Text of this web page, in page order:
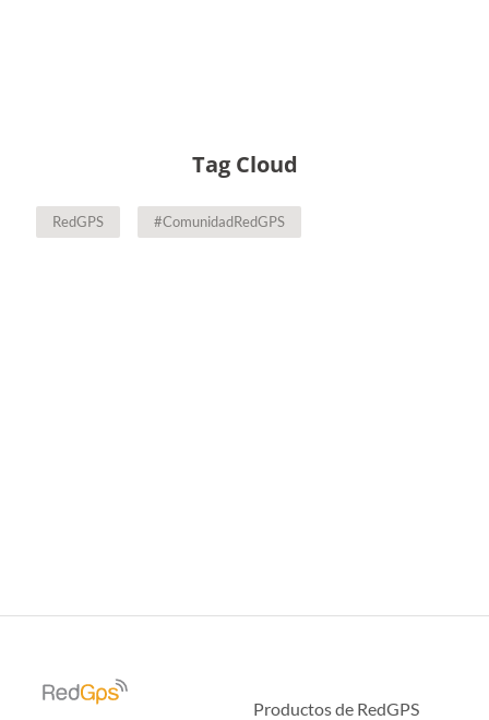
Tag Cloud
RedGPS #ComunidadRedGPS
Productos de RedGPS